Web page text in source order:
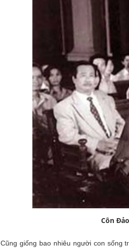
Côn
Cũng giống bao nhiêu người con sống